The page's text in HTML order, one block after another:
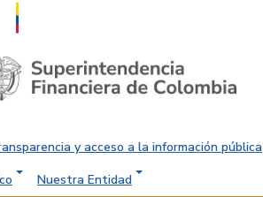
y acceso a la información pública
Nuestra Entidad